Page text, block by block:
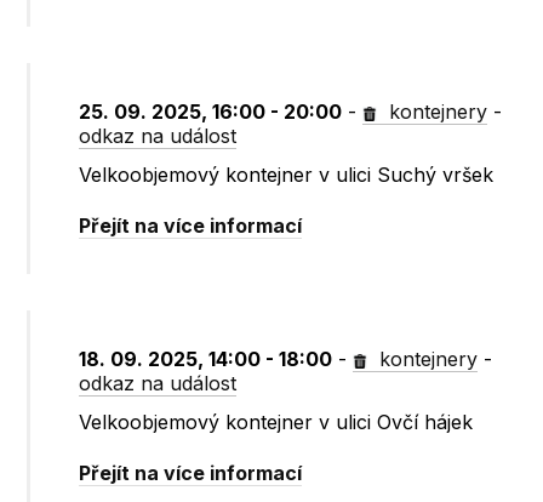
25. 09. 2025, 16:00 - 20:00 - kontejnery -
odkaz na událost
Velkoobjemový kontejner v ulici Suchý vršek
Přejít na více informací
18. 09. 2025, 14:00 - 18:00 - kontejnery -
odkaz na událost
Velkoobjemový kontejner v ulici Ovčí hájek
Přejít na více informací